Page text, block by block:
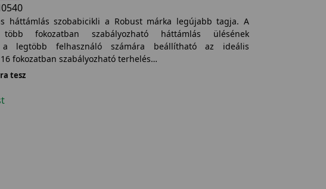
háttámlás szobabicikli a Robust márka legújabb tagja. A
több fokozatban szabályozható háttámlás ülésének
a legtöbb felhasználó számára beállítható az ideális
fokozatban szabályozható terhelés…
tesz